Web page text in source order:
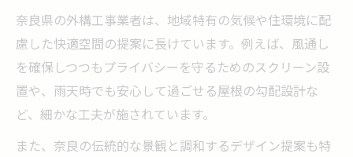
奈良県の外構工事業者は、地域特有の気候や住環境に配
慮した快適空間の提案に長けています。例えば、風通し
を確保しつつもプライバシーを守るためのスクリーン設
置や、雨天時でも安心して過ごせる屋根の勾配設計な
ど、細かな工夫が施されています。
また、奈良の伝統的な景観と調和するデザイン提案も特